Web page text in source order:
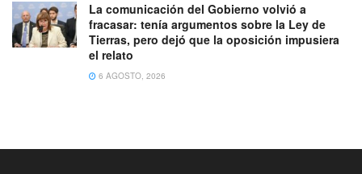
La comunicación del Gobierno volvió a
fracasar: tenía argumentos sobre la Ley de
Tierras, pero dejó que la oposición impusiera
el relato
6 AGOSTO, 2026